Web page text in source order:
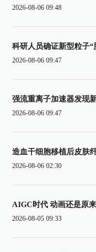
2026-08-06 09:48
科研人员确证新型粒子“
2026-08-06 09:47
强流重离子加速器发现
2026-08-06 09:47
造血干细胞移植后皮肤
2026-08-06 02:30
AIGC时代 动画还是原
2026-08-05 09:33